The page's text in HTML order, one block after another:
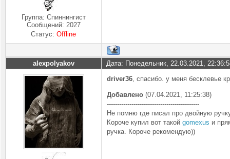
Группа: Спиннингист
Сообщений: 2027
Статус:Offline
alexpolyakov Дата: Понедельник, 22.03.2021,
driver36, спасибо. у меня бесклевье
Добавлено (07.04.2021, 11:25:38)
---------------------------------------------
Не помню где писал про двойную
Короче купил вот такой gomexus и
ручка. Короче рекомендую))